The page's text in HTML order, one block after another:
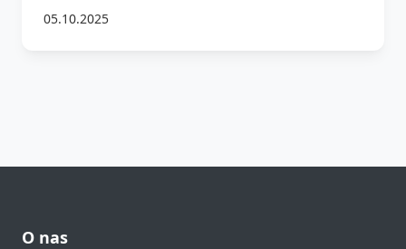
05.10.2025
O nas